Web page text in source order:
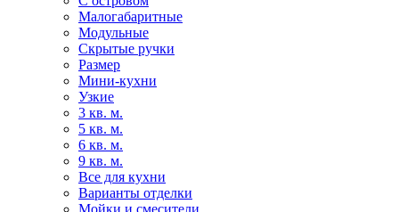
Малогабаритные
Модульные
Скрытые ручки
Размер
Мини-кухни
Узкие
3 кв. м.
5 кв. м.
6 кв. м.
9 кв. м.
Все для кухни
Варианты отделки
Мойки и смесители